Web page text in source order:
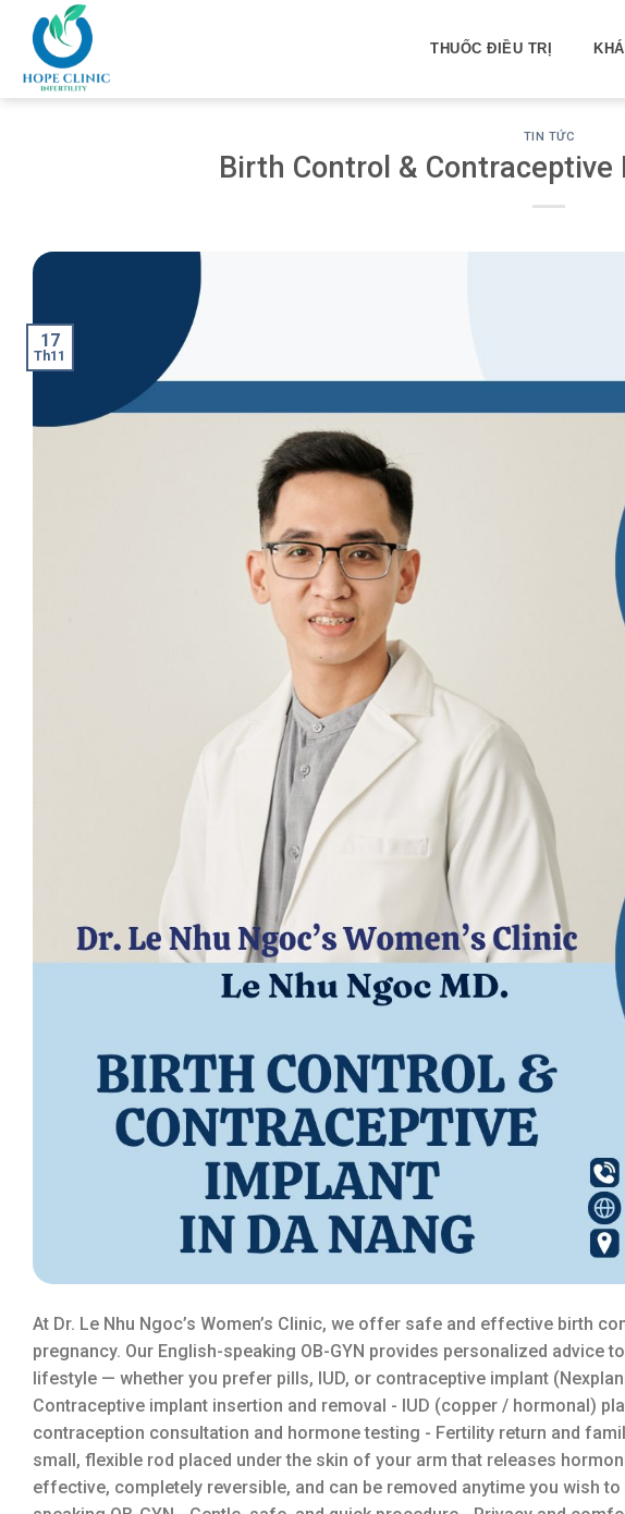
content
THUỐC ĐIỀU TRỊ
TIN TỨC
Birth Control & Contraceptive
17
Th11
At Dr. Le Nhu Ngoc’s Women’s Clinic, we offer safe and effective birth
pregnancy. Our English-speaking OB-GYN provides personalized advice
lifestyle — whether you prefer pills, IUD, or contraceptive implant
Contraceptive implant insertion and removal - IUD (copper / hormonal)
contraception consultation and hormone testing - Fertility return and
small, flexible rod placed under the skin of your arm that releases
effective, completely reversible, and can be removed anytime you wish